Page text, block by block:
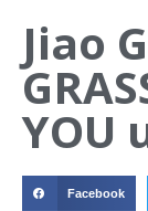
Jiao
YOU
Facebook
▼